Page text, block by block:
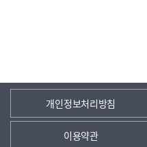
개인정보처리방침
이용약관